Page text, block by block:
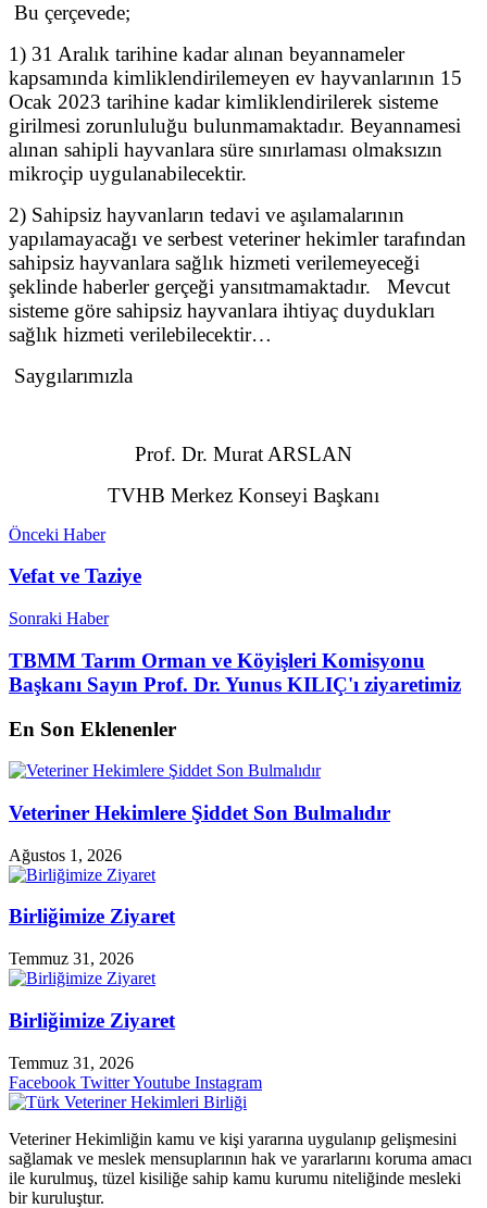
Bu çerçevede;
1) 31 Aralık tarihine kadar alınan beyannameler
kapsamında kimliklendirilemeyen ev hayvanlarının 15
Ocak 2023 tarihine kadar kimliklendirilerek sisteme
girilmesi zorunluluğu bulunmamaktadır. Beyannamesi
alınan sahipli hayvanlara süre sınırlaması olmaksızın
mikroçip uygulanabilecektir.
2) Sahipsiz hayvanların tedavi ve aşılamalarının
yapılamayacağı ve serbest veteriner hekimler tarafından
sahipsiz hayvanlara sağlık hizmeti verilemeyeceği
şeklinde haberler gerçeği yansıtmamaktadır. Mevcut
sisteme göre sahipsiz hayvanlara ihtiyaç duydukları
sağlık hizmeti verilebilecektir…
Saygılarımızla
Prof. Dr. Murat ARSLAN
TVHB Merkez Konseyi Başkanı
Önceki Haber
Vefat ve Taziye
Sonraki Haber
TBMM Tarım Orman ve Köyişleri Komisyonu
Başkanı Sayın Prof. Dr. Yunus KILIÇ'ı ziyaretimiz
En Son Eklenenler
Veteriner Hekimlere Şiddet Son Bulmalıdır
Ağustos 1, 2026
Birliğimize Ziyaret
Temmuz 31, 2026
Birliğimize Ziyaret
Temmuz 31, 2026
Facebook TwitterYoutube Instagram
Veteriner Hekimliğin kamu ve kişi yararına uygulanıp gelişmesini
sağlamak ve meslek mensuplarının hak ve yararlarını koruma amacı
ile kurulmuş, tüzel kisiliğe sahip kamu kurumu niteliğinde mesleki
bir kuruluştur.